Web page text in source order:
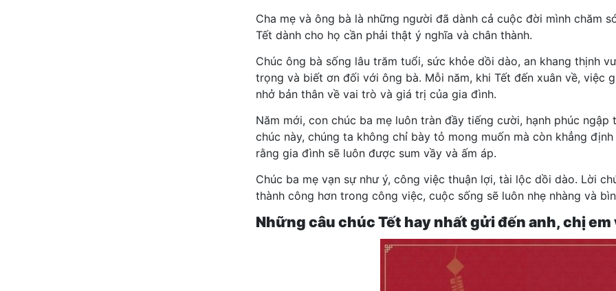
Cha mẹ và ông bà là những người đã dành cả cuộc đời mình chăm
Tết dành cho họ cần phải thật ý nghĩa và chân thành.
Chúc ông bà sống lâu trăm tuổi, sức khỏe dồi dào, an khang thịnh
trọng và biết ơn đối với ông bà. Mỗi năm, khi Tết đến xuân về, việc
nhở bản thân về vai trò và giá trị của gia đình.
Năm mới, con chúc ba mẹ luôn tràn đầy tiếng cười, hạnh phúc
chúc này, chúng ta không chỉ bày tỏ mong muốn mà còn khẳng
rằng gia đình sẽ luôn được sum vầy và ấm áp.
Chúc ba mẹ vạn sự như ý, công việc thuận lợi, tài lộc dồi dào. Lời
thành công hơn trong công việc, cuộc sống sẽ luôn nhẹ nhàng và
Những câu chúc Tết hay nhất gửi đến anh, chị